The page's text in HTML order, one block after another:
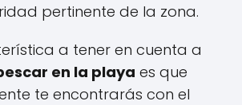
pertinente de la zona.
a tener en cuenta a
en la playa es que
te encontrarás con el